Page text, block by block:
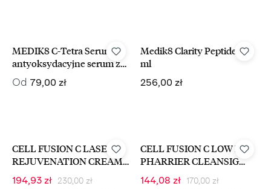
MEDIK8 C-Tetra Serum
antyoksydacyjne serum z
witaminą C
Cena regularna:
Od 79,00 zł
Medik8 Clarity Peptides 30
ml
Cena regularna:
256,00 zł
CELL FUSION C LASER
REJUVENATION CREAM
Skóry Dojrzałej 50 ml
Cena sprzedaży:
194,93 zł Cena regularna:
230,00 zł
CELL FUSION C LOW PH
PHARRIER CLEANSIG
Mycia Twarzy 165 ml
Cena sprzedaży:
144,08 zł Cena regularna:
170,00 zł